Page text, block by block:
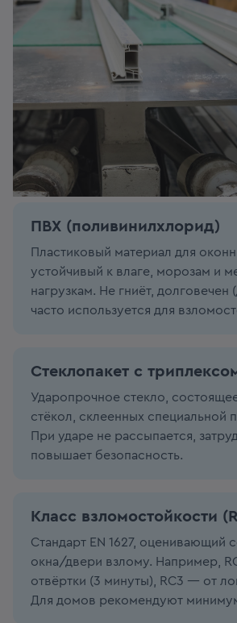
ПВХ (поливинилхлорид)
Пластиковый материал для
устойчивый к влаге, морозам и
нагрузкам. Не гниёт, долговечен
часто используется для
Стеклопакет с
Ударопрочное стекло,
стёкол, склеенных специальной
При ударе не рассыпается,
повышает безопасность.
Класс взломостойкости
Стандарт EN 1627, оценивающий
окна/двери взлому. Например,
отвёртки (3 минуты), RC3 — от
Для домов рекомендуют